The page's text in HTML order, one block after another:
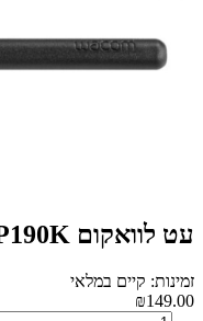
עט לוואקום Wacom Pen 2K LP190K
זמינות: קיים במלאי
₪149.00